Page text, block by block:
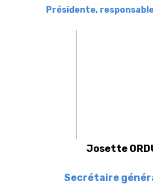
Présidente,
Josette
Secrétaire